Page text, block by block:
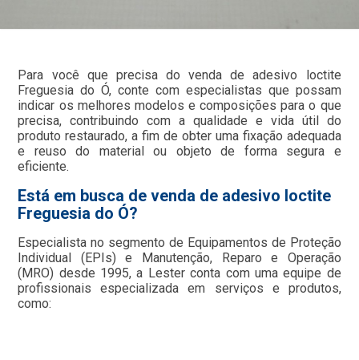
Para você que precisa do venda de adesivo loctite
Freguesia do Ó, conte com especialistas que possam
indicar os melhores modelos e composições para o que
precisa, contribuindo com a qualidade e vida útil do
produto restaurado, a fim de obter uma fixação adequada
e reuso do material ou objeto de forma segura e
eficiente.
Está em busca de venda de adesivo loctite
Freguesia do Ó?
Especialista no segmento de Equipamentos de Proteção
Individual (EPIs) e Manutenção, Reparo e Operação
(MRO) desde 1995, a Lester conta com uma equipe de
profissionais especializada em serviços e produtos,
como: